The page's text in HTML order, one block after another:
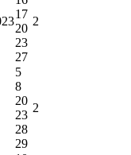
17
20
23
27
2
5
8
20
23
28
29
2